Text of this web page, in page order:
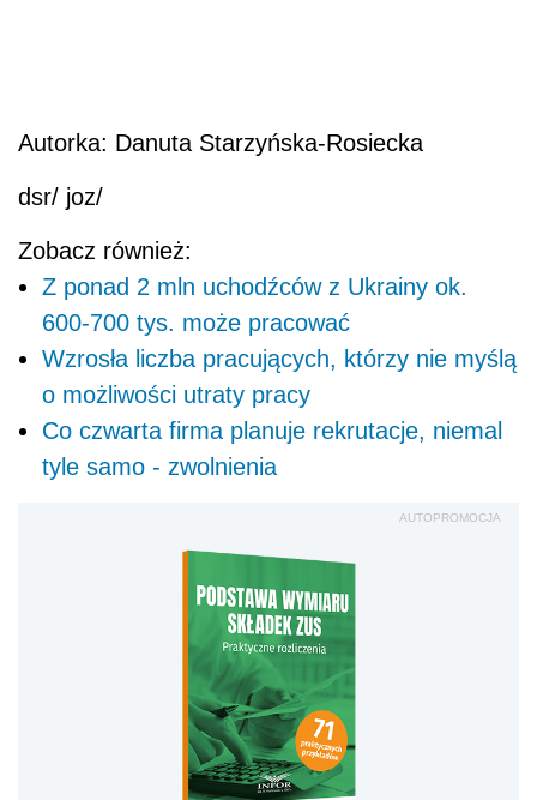
Autorka: Danuta Starzyńska-Rosiecka
dsr/ joz/
Zobacz również:
Z ponad 2 mln uchodźców z Ukrainy ok.
600-700 tys. może pracować
Wzrosła liczba pracujących, którzy nie myślą
o możliwości utraty pracy
Co czwarta firma planuje rekrutacje, niemal
tyle samo - zwolnienia
AUTOPROMOCJA